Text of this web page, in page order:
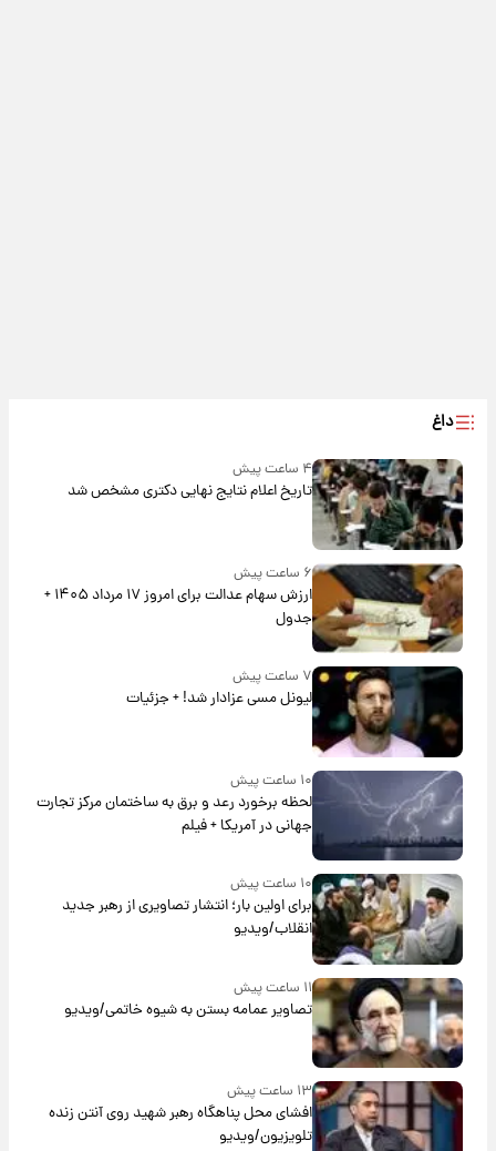
داغ
۴ ساعت پیش
تاریخ اعلام نتایج نهایی دکتری مشخص شد
۶ ساعت پیش
ارزش سهام عدالت برای امروز ۱۷ مرداد ۱۴۰۵ +
جدول
۷ ساعت پیش
لیونل مسی عزادار شد! + جزئیات
۱۰ ساعت پیش
لحظه برخورد رعد و برق به ساختمان مرکز تجارت
جهانی در آمریکا + فیلم
۱۰ ساعت پیش
برای اولین بار؛ انتشار تصاویری از رهبر جدید
انقلاب/ویدیو
۱۱ ساعت پیش
تصاویر عمامه بستن به شیوه خاتمی/ویدیو
۱۳ ساعت پیش
افشای محل پناهگاه‌ رهبر شهید روی آنتن زنده
تلویزیون/ویدیو